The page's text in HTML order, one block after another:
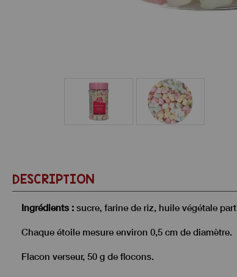
DESCRIPTION
Ingrédients : sucre, farine de riz, huile végétale
Chaque étoile mesure environ 0,5 cm de diamètre.
Flacon verseur, 50 g de flocons.